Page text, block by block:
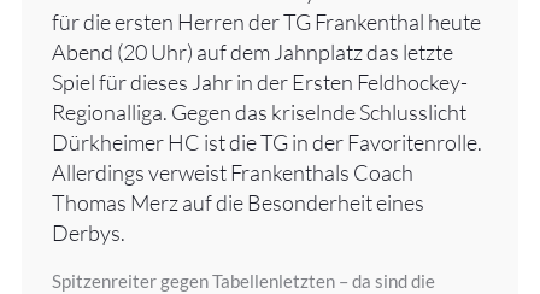
für die ersten Herren der TG Frankenthal heute
Abend (20 Uhr) auf dem Jahnplatz das letzte
Spiel für dieses Jahr in der Ersten Feldhockey-
Regionalliga. Gegen das kriselnde Schlusslicht
Dürkheimer HC ist die TG in der Favoritenrolle.
Allerdings verweist Frankenthals Coach
Thomas Merz auf die Besonderheit eines
Derbys.
Spitzenreiter gegen Tabellenletzten – da sind die